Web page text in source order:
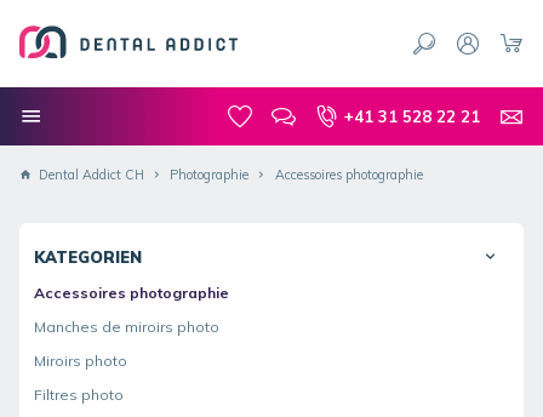
+41 31 528 22 21
Dental Addict CH Photographie Accessoires photographie
KATEGORIEN
Accessoires photographie
Manches de miroirs photo
Miroirs photo
Filtres photo